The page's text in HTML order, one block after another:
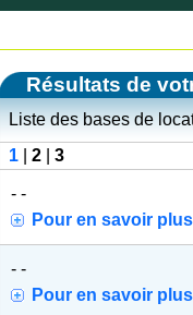
Résultats de
Liste des bases de
1
2 3
- -
Pour en savoir plus
- -
Pour en savoir plus